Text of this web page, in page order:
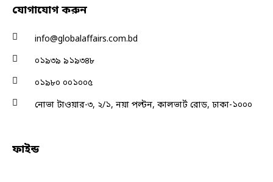
যোগাযোগ করুন
info@globalaffairs.com.bd
০১৯৩৯ ৯১৯৩৪৮
০১৯৮০ ০০১০০৫
নোভা টাওয়ার-৩, ২/১, নয়া পল্টন, কালভার্ট রোড, ঢাকা-১০০০
ফাইন্ড